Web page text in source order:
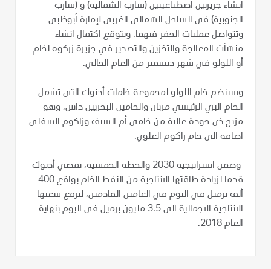
انشاء جزيرتين اصطناعيتين (سارب الشمالية) و (سارب
الجنوبية) في الساحل الشمالي الغربي لإمارة أبوظبي
وتتواصل عمليات الحفر فيهما. ويتوقع اكتمال انشاء
منشآت المعالجة والتخزين والتصدير في جزيرة زركوه لخام
أو اللولو في شهر ديسمبر من العام الحالي.
وسينضم خام اللولو لمجموعة خامات أدنوك التي تشمل
الخام البري الرئيسي مربان والخامين البحريين داس، وهو
مزيج ذي جودة عالية من خامي أم الشيف وزاكوم السفلي
اضافة الى خام زاكوم العلوي.
وضمن استراتيجية 2030 والخطة الخمسية، تمضي أدنوك
قدما لزيادة طاقتها الانتاجية من النفط الخام بواقع 400
ألف برميل في اليوم في العامين القادمين، لترفع سعتها
الانتاجية الاجمالية الى 3.5 مليون برميل في اليوم بنهاية
العام 2018.